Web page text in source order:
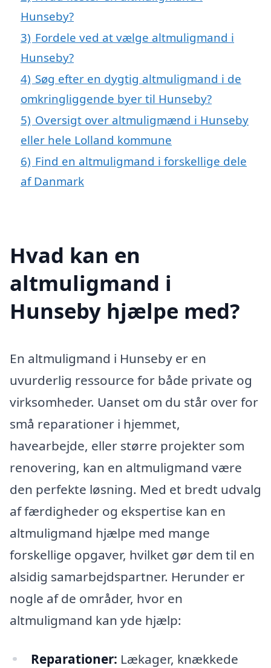
Hunseby?
3) Fordele ved at vælge altmuligmand i
Hunseby?
4) Søg efter en dygtig altmuligmand i de
omkringliggende byer til Hunseby?
5) Oversigt over altmuligmænd i Hunseby
eller hele Lolland kommune
6) Find en altmuligmand i forskellige dele
af Danmark
Hvad kan en
altmuligmand i
Hunseby hjælpe med?
En altmuligmand i Hunseby er en
uvurderlig ressource for både private og
virksomheder. Uanset om du står over for
små reparationer i hjemmet,
havearbejde, eller større projekter som
renovering, kan en altmuligmand være
den perfekte løsning. Med et bredt udvalg
af færdigheder og ekspertise kan en
altmuligmand hjælpe med mange
forskellige opgaver, hvilket gør dem til en
alsidig samarbejdspartner. Herunder er
nogle af de områder, hvor en
altmuligmand kan yde hjælp:
Reparationer: Lækager, knækkede